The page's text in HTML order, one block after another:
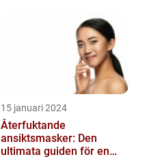
15 januari 2024
Återfuktande
ansiktsmasker: Den
ultimata guiden för en